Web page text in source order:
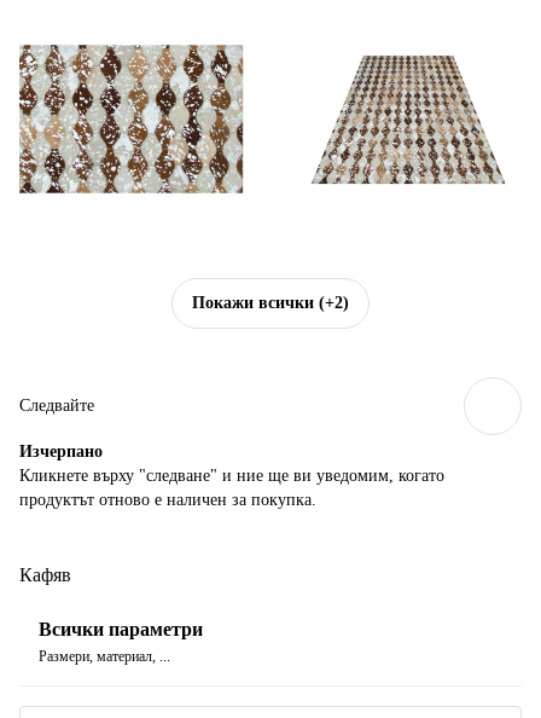
Покажи всички (+2)
Следвайте
Изчерпанo
Кликнете върху "следване" и ние ще ви уведомим, когато
продуктът отново е наличен за покупка.
Кафяв
Всички параметри
Размери, материал, ...